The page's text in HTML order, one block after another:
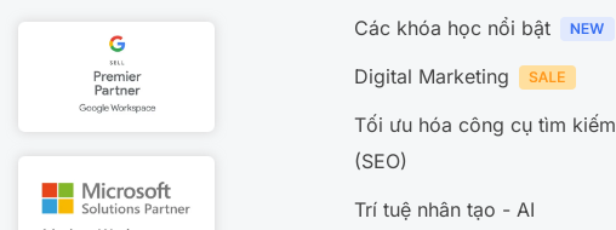
Các khóa học nổi bật
Digital Marketing
Tối ưu hóa công cụ tìm kiếm
(SEO)
Trí tuệ nhân tạo - AI